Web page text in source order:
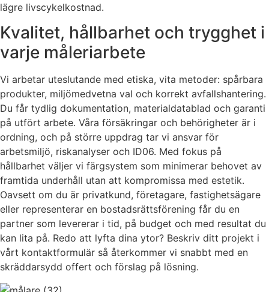
lägre livscykelkostnad.
Kvalitet, hållbarhet och trygghet i
varje måleriarbete
Vi arbetar uteslutande med etiska, vita metoder: spårbara
produkter, miljömedvetna val och korrekt avfallshantering.
Du får tydlig dokumentation, materialdatablad och garanti
på utfört arbete. Våra försäkringar och behörigheter är i
ordning, och på större uppdrag tar vi ansvar för
arbetsmiljö, riskanalyser och ID06. Med fokus på
hållbarhet väljer vi färgsystem som minimerar behovet av
framtida underhåll utan att kompromissa med estetik.
Oavsett om du är privatkund, företagare, fastighetsägare
eller representerar en bostadsrättsförening får du en
partner som levererar i tid, på budget och med resultat du
kan lita på. Redo att lyfta dina ytor? Beskriv ditt projekt i
vårt kontaktformulär så återkommer vi snabbt med en
skräddarsydd offert och förslag på lösning.